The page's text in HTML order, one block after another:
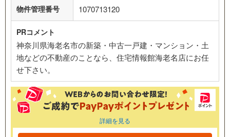
物件管理番号 1070713120
PRコメント
神奈川県海老名市の新築・中古一戸建・マンション・土
地などの不動産のことなら、住宅情報館海老名店にお任
せ下さい。
詳細を見る